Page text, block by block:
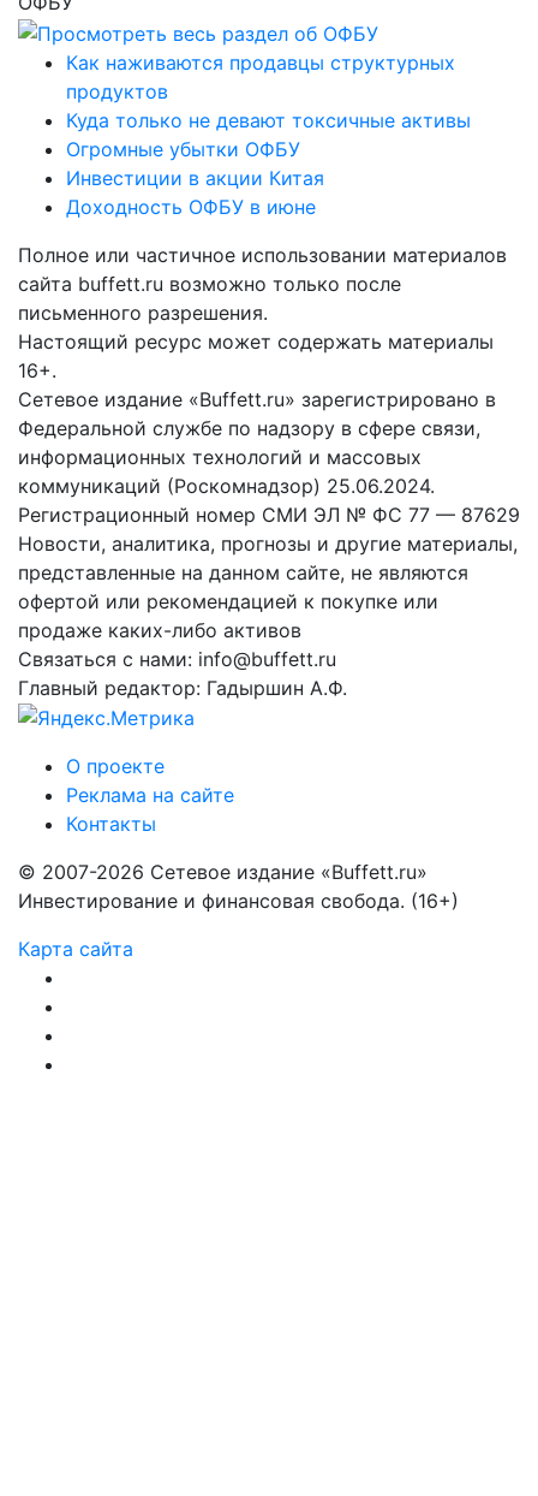
Как наживаются продавцы структурных
продуктов
Куда только не девают токсичные активы
Огромные убытки ОФБУ
Инвестиции в акции Китая
Доходность ОФБУ в июне
Полное или частичное использовании материалов
сайта buffett.ru возможно только после
письменного разрешения.
Настоящий ресурс может содержать материалы
16+.
Сетевое издание «Buffett.ru» зарегистрировано в
Федеральной службе по надзору в сфере связи,
информационных технологий и массовых
коммуникаций (Роскомнадзор) 25.06.2024.
Регистрационный номер СМИ ЭЛ № ФС 77 — 87629
Новости, аналитика, прогнозы и другие материалы,
представленные на данном сайте, не являются
офертой или рекомендацией к покупке или
продаже каких-либо активов
Связаться с нами: info@buffett.ru
Главный редактор: Гадыршин А.Ф.
О проекте
Реклама на сайте
Контакты
© 2007-2026 Сетевое издание «Buffett.ru»
Инвестирование и финансовая свобода. (16+)
Карта сайта